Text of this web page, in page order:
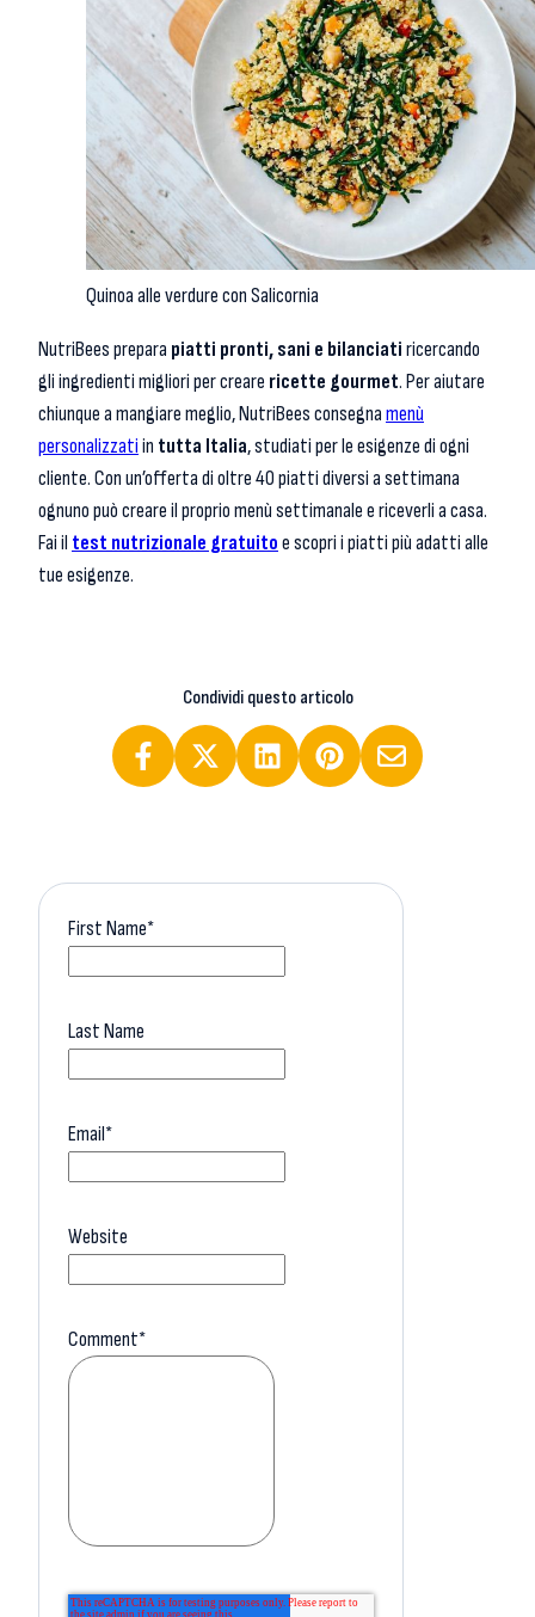
Quinoa alle verdure con Salicornia
NutriBees prepara piatti pronti, sani e bilanciatiricercando
gli ingredienti migliori per creare ricette gourmet. Per aiutare
chiunque a mangiare meglio, NutriBees consegnamenù
personalizzatiin tutta Italia, studiati per le esigenze di ogni
cliente. Con un’offerta di oltre 40 piatti diversi a settimana
ognuno può creare il proprio menù settimanale e riceverli a casa.
Fai il test nutrizionale gratuitoe scopri i piatti più adatti alle
tue esigenze.
Condividi questo articolo
First Name*
Last Name
Email*
Website
Comment*